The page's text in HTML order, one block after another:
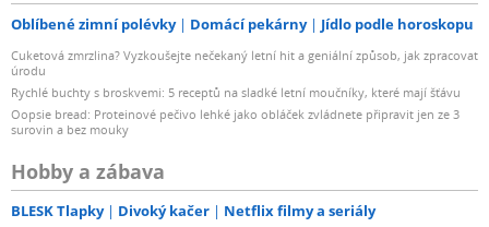
Oblíbené zimní polévky Domácí pekárny Jídlo podle horoskopu
Cuketová zmrzlina? Vyzkoušejte nečekaný letní hit a geniální způsob, jak zpracovat
úrodu
Rychlé buchty s broskvemi: 5 receptů na sladké letní moučníky, které mají šťávu
Oopsie bread: Proteinové pečivo lehké jako obláček zvládnete připravit jen ze 3
surovin a bez mouky
Hobby a zábava
BLESK Tlapky Divoký kačer Netflix filmy a seriály